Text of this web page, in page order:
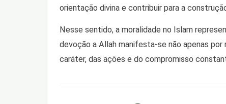
orientação divina e contribuir para a
Nesse sentido, a moralidade no Islam
devoção a Allah manifesta-se não apenas
caráter, das ações e do compromisso